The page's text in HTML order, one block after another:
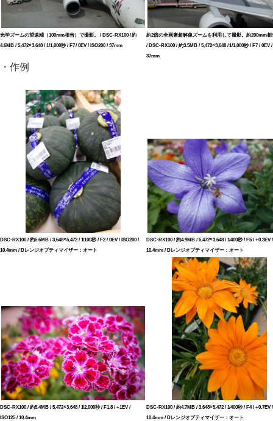
光学ズームの望遠端（100mm相当）で撮影。 / DSC-RX100 / 約
4.6MB / 5,472×3,648 / 1/1,000秒 / F7 / 0EV / ISO200 / 37mm
約2倍の全画素超解像ズームを利用して撮影。約200mm相
/ DSC-RX100 / 約3.5MB / 5,472×3,648 / 1/1,000秒 / F7 / 0EV
37mm
・作例
DSC-RX100 / 約5.6MB / 3,648×5,472 / 1/100秒 / F2 / 0EV / ISO200 /
10.4mm / Dレンジオプティマイザー：オート
DSC-RX100 / 約4.9MB / 5,472×3,648 / 1/400秒 / F5 / +0.3EV
10.4mm / Dレンジオプティマイザー：オート
DSC-RX100 / 約5.4MB / 5,472×3,648 / 1/2,000秒 / F1.8 / +1EV /
ISO125 / 10.4mm
DSC-RX100 / 約4.7MB / 3,648×5,472 / 1/400秒 / F4 / +0.7EV
10.4mm / Dレンジオプティマイザー：オート